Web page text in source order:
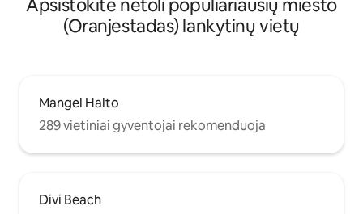
Apsistokite netoli populiariausių miesto
(Oranjestadas) lankytinų vietų
Mangel Halto
289 vietiniai gyventojai rekomenduoja
Divi Beach